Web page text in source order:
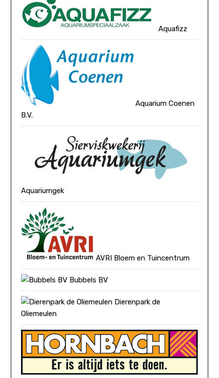
Aquafizz
Aquarium Coenen
B.V.
Aquariumgek
AVRI Bloem en Tuincentrum
Bubbels BV
Dierenpark de
Oliemeulen